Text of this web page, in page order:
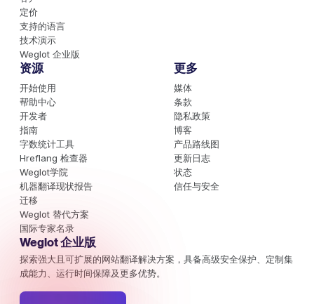
定价
支持的语言
技术演示
Weglot 企业版
资源
开始使用
帮助中心
开发者
指南
字数统计工具
Hreflang 检查器
Weglot学院
机器翻译现状报告
迁移
Weglot 替代方案
国际专家名录
更多
媒体
条款
隐私政策
博客
产品路线图
更新日志
状态
信任与安全
Weglot 企业版
探索强大且可扩展的网站翻译解决方案，具备高级安全保护、定制集
成能力、运行时间保障及更多优势。